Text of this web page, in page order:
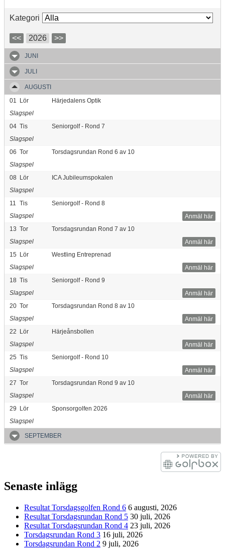
Kategori
<< 2026 >>
JUNI
JULI
AUGUSTI
01
Lör
Härjedalens Optik
Slagspel
04 Tis
Seniorgolf - Rond 7
Slagspel
06 Tor
Torsdagsrundan Rond 6 av 10
Slagspel
08 Lör
ICA Jubileumspokalen
Slagspel
11
Tis
Seniorgolf - Rond 8
Anmäl här
Slagspel
13 Tor
Torsdagsrundan Rond 7 av 10
Anmäl här
Slagspel
15 Lör
Westling Entreprenad
Anmäl här
Slagspel
18 Tis
Seniorgolf - Rond 9
Anmäl här
Slagspel
20 Tor
Torsdagsrundan Rond 8 av 10
Anmäl här
Slagspel
22 Lör
Härjeånsbollen
Anmäl här
Slagspel
25 Tis
Seniorgolf - Rond 10
Anmäl här
Slagspel
27 Tor
Torsdagsrundan Rond 9 av 10
Anmäl här
Slagspel
29 Lör
Sponsorgolfen 2026
Slagspel
SEPTEMBER
Senaste inlägg
Resultat Torsdagsgolfen Rond 6 6 augusti, 2026
Resultat Torsdagsrundan Rond 5 30 juli, 2026
Resultat Torsdagsrundan Rond 4 23 juli, 2026
Torsdagsrundan Rond 3 16 juli, 2026
Torsdagsrundan Rond 2 9 juli, 2026